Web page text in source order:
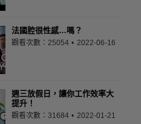
法國腔很性感…嗎？
觀看次數：25054 2022-06-16
週三放假日，讓你工作效率大
提升！
觀看次數：31684 2022-01-21